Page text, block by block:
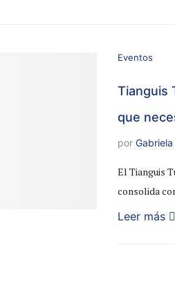
Eventos
Tianguis
que
por
El Tianguis
consolida
Leer más